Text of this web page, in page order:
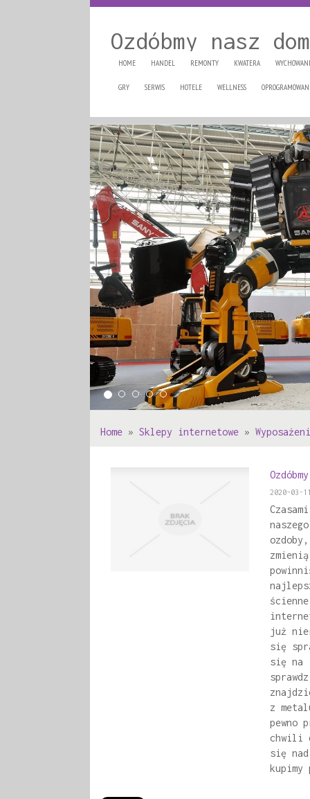
Ozdóbmy nasz dom
HOME HANDEL REMONTY KWATERA
GRY SERWIS HOTELE WELLNESS
Home » Sklepy internetowe »
2020-03-
już
się
się na
z
pewno
chwili
się